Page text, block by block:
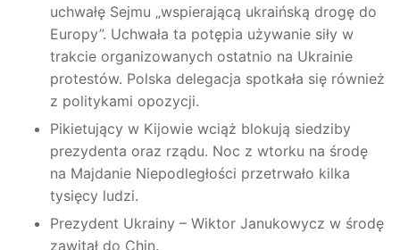
uchwałę Sejmu „wspierającą ukraińską drogę do
Europy”. Uchwała ta potępia używanie siły w
trakcie organizowanych ostatnio na Ukrainie
protestów. Polska delegacja spotkała się również
z politykami opozycji.
Pikietujący w Kijowie wciąż blokują siedziby
prezydenta oraz rządu. Noc z wtorku na środę
na Majdanie Niepodległości przetrwało kilka
tysięcy ludzi.
Prezydent Ukrainy – Wiktor Janukowycz w środę
zawitał do Chin.